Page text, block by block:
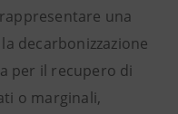
una
decarbonizzazione
per il recupero di
o marginali,